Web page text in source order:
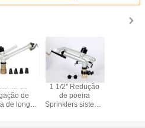
de
de
de longa
1 1/2'' Redução
de poeira
Sprinklers sistema